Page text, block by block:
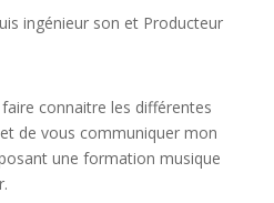
ingénieur son et Producteur
connaitre les différentes
et de vous communiquer mon
une formation musique